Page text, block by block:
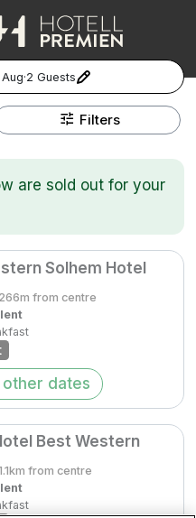
·2 Guests
Filters
are sold out for your
Solhem Hotel
from centre
other dates
Best Western
from centre
Preferences